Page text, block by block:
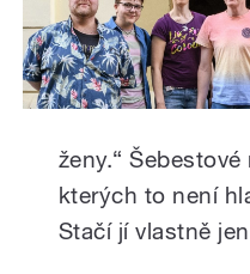
ženy.“
kterých to není
Stačí jí vlastně